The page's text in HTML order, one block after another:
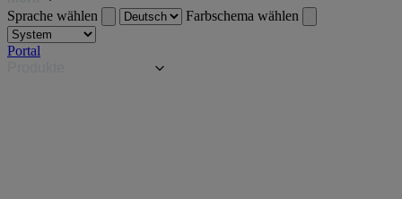
Sprache wählen
Farbschema wählen
Portal